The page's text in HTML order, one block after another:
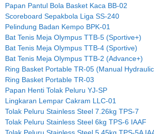
Papan Pantul Bola Basket Kaca BB-02
Scoreboard Sepakbola Liga SS-240
Pelindung Badan Kempo BPK-01
Bat Tenis Meja Olympus TTB-5 (Sportive+)
Bat Tenis Meja Olympus TTB-4 (Sportive)
Bat Tenis Meja Olympus TTB-2 (Advance+)
Ring Basket Portable TR-05 (Manual
Ring Basket Portable TR-03
Papan Henti Tolak Peluru YJ-SP
Lingkaran Lempar Cakram LLC-01
Tolak Peluru Stainless Steel 7.26kg TPS-7
Tolak Peluru Stainless Steel 6kg TPS-6 IAAF